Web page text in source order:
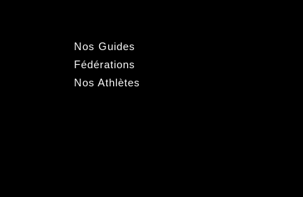
Nos Guides
Fédérations
Nos Athlètes